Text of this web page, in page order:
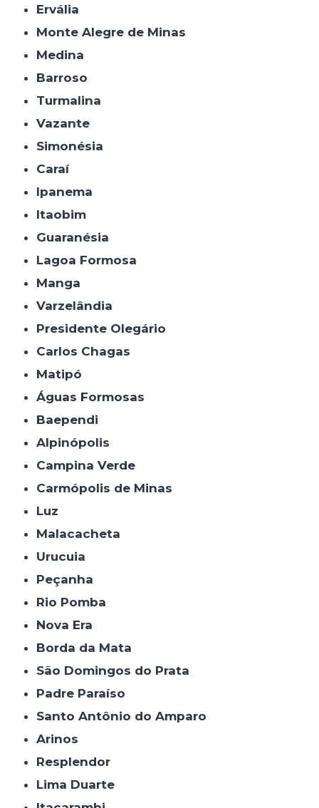
Ervália
Monte Alegre de Minas
Medina
Barroso
Turmalina
Vazante
Simonésia
Caraí
Ipanema
Itaobim
Guaranésia
Lagoa Formosa
Manga
Varzelândia
Presidente Olegário
Carlos Chagas
Matipó
Águas Formosas
Baependi
Alpinópolis
Campina Verde
Carmópolis de Minas
Luz
Malacacheta
Urucuia
Peçanha
Rio Pomba
Nova Era
Borda da Mata
São Domingos do Prata
Padre Paraíso
Santo Antônio do Amparo
Arinos
Resplendor
Lima Duarte